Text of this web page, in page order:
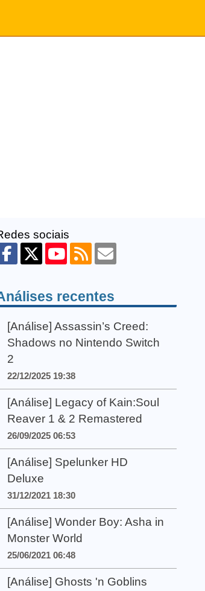
sociais
recentes
[Análise] Assassin’s Creed:
Shadows no Nintendo Switch
2
22/12/2025 19:38
[Análise] Legacy of Kain:Soul
Reaver 1 & 2 Remastered
26/09/2025 06:53
[Análise] Spelunker HD
Deluxe
31/12/2021 18:30
[Análise] Wonder Boy: Asha in
Monster World
25/06/2021 06:48
[Análise] Ghosts 'n Goblins